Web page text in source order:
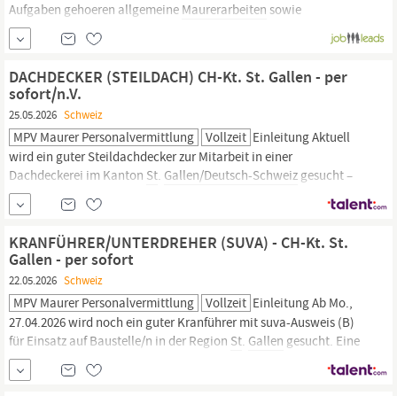
Aufgaben gehoeren allgemeine Maurerarbeiten sowie
Schalungsarbeiten an Wand- und Deckensystemen, Treppen und
Sichtschalungen. Sie umfasst auch Kleinere Putzarbeiten,
abgeschlossene Lehrstelle alsMaurer,
DACHDECKER (STEILDACH) CH-Kt. St. Gallen - per
sofort/n.V.
25.05.2026 Schweiz
MPV Maurer Personalvermittlung Vollzeit Einleitung Aktuell
wird ein guter Steildachdecker zur Mitarbeit in einer
Dachdeckerei im Kanton St. Gallen/Deutsch-Schweiz gesucht –
Arbeitsregion: Eschenbach und Umkreis. Eine Arbeitsaufnahme
wäre per sofort möglich - je nach direkter Vereinbarung mit
Schweizer Arbeitgeber. Wir sind eine private Personal- und
Arbeitsvermittlung in der...
KRANFÜHRER/UNTERDREHER (SUVA) - CH-Kt. St.
Gallen - per sofort
22.05.2026 Schweiz
MPV Maurer Personalvermittlung Vollzeit Einleitung Ab Mo.,
27.04.2026 wird noch ein guter Kranführer mit suva-Ausweis (B)
für Einsatz auf Baustelle/n in der Region St. Gallen gesucht. Eine
Arbeitsaufnahme wäre ab sofort KW 18 möglich - je nach direkter
Vereinbarung mit Schweizer Arbeitgeber. Wir sind eine private